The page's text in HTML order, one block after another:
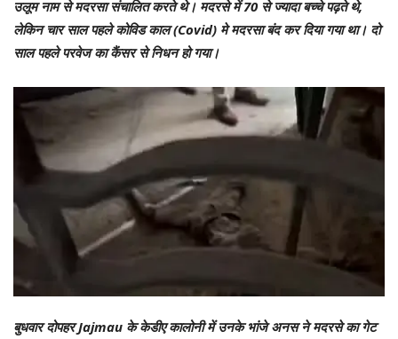
उलूम नाम से मदरसा संचालित करते थे। मदरसे में 70 से ज्यादा बच्चे पढ़ते थे,
लेकिन चार साल पहले कोविड काल (Covid) मे मदरसा बंद कर दिया गया था। दो
साल पहले परवेज का कैंसर से निधन हो गया।
बुधवार दोपहर Jajmau के केडीए कालोनी में उनके भांजे अनस ने मदरसे का गेट